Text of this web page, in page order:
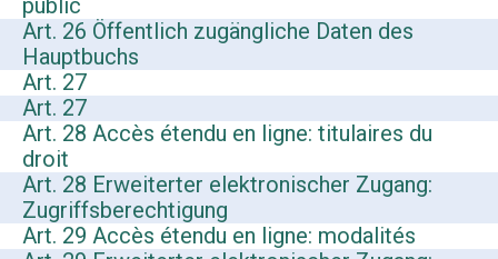
public
Art. 26 Öffentlich zugängliche Daten des
Hauptbuchs
Art. 27
Art. 27
Art. 28 Accès étendu en ligne: titulaires du
droit
Art. 28 Erweiterter elektronischer Zugang:
Zugriffsberechtigung
Art. 29 Accès étendu en ligne: modalités